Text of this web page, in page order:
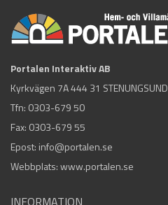
Portalen Interaktiv AB
Kyrkvägen 7A 444 31 STENUNGSUND
Tfn: 0303-679 50
Fax: 0303-679 55
Epost: info@portalen.se
Webbplats: www.portalen.se